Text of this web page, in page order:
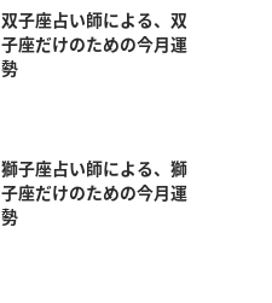
双子座占い師による、双
子座だけのための今月運
勢
獅子座占い師による、獅
子座だけのための今月運
勢